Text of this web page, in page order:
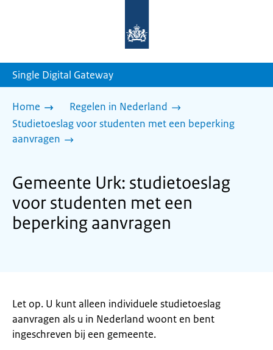
homepage
Single Digital Gateway
Home
Regelen in Nederland
Studietoeslag voor studenten met een beperking
aanvragen
Gemeente Urk: studietoeslag
voor studenten met een
beperking aanvragen
Let op. U kunt alleen individuele studietoeslag
aanvragen als u in Nederland woont en bent
ingeschreven bij een gemeente.